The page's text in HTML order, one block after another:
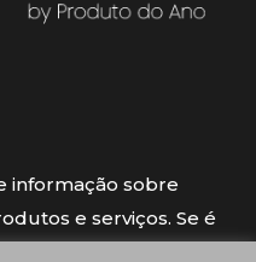
informação sobre
e serviços. Se é